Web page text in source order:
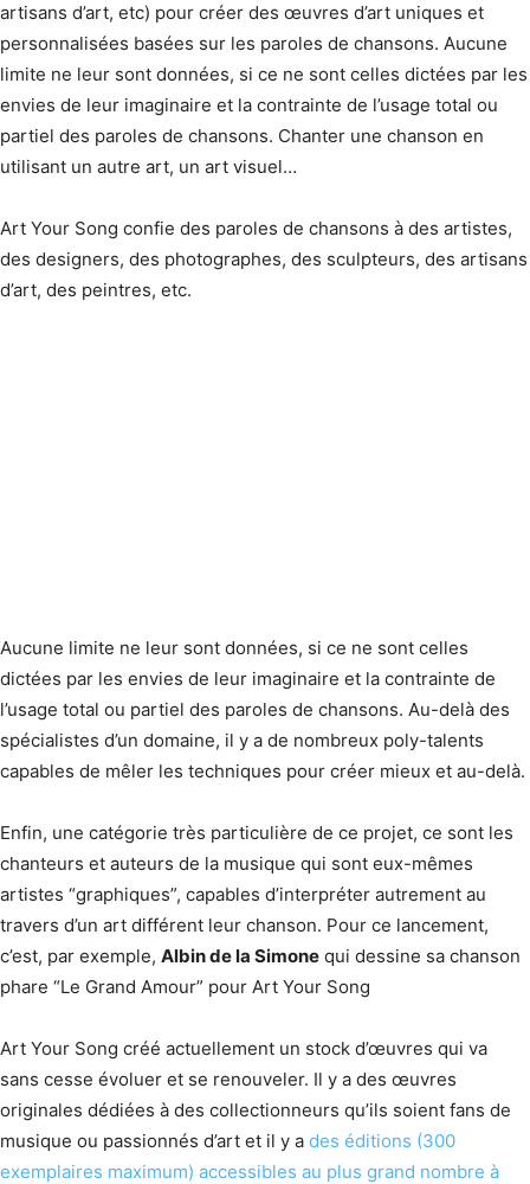
artisans d’art, etc) pour créer des œuvres d’art uniques et
personnalisées basées sur les paroles de chansons. Aucune
limite ne leur sont données, si ce ne sont celles dictées par les
envies de leur imaginaire et la contrainte de l’usage total ou
partiel des paroles de chansons. Chanter une chanson en
utilisant un autre art, un art visuel…
Art Your Song confie des paroles de chansons à des artistes,
des designers, des photographes, des sculpteurs, des artisans
d’art, des peintres, etc.
Aucune limite ne leur sont données, si ce ne sont celles
dictées par les envies de leur imaginaire et la contrainte de
l’usage total ou partiel des paroles de chansons. Au-delà des
spécialistes d’un domaine, il y a de nombreux poly-talents
capables de mêler les techniques pour créer mieux et au-delà.
Enfin, une catégorie très particulière de ce projet, ce sont les
chanteurs et auteurs de la musique qui sont eux-mêmes
artistes “graphiques”, capables d’interpréter autrement au
travers d’un art différent leur chanson. Pour ce lancement,
c’est, par exemple, Albin de la Simone qui dessine sa chanson
phare “Le Grand Amour” pour Art Your Song
Art Your Song créé actuellement un stock d’œuvres qui va
sans cesse évoluer et se renouveler. Il y a des œuvres
originales dédiées à des collectionneurs qu’ils soient fans de
musique ou passionnés d’art et il y a des éditions (300
exemplaires maximum) accessibles au plus grand nombre à